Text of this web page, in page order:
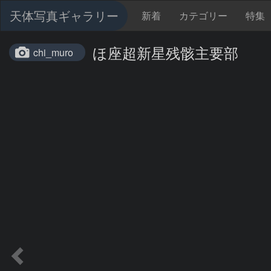
天体写真ギャラリー 新着 カテゴリー 特集
chi_muro ほ座超新星残骸主要部